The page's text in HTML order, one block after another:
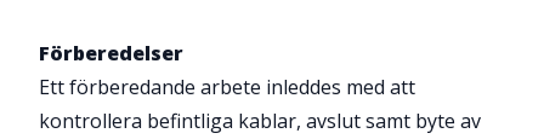
Förberedelser
Ett förberedande arbete inleddes med att
kontrollera befintliga kablar, avslut samt byte av